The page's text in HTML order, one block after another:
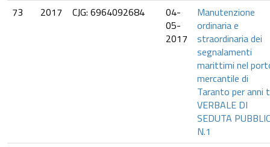
73 2017 CJG: 6964092684
04-
05-
2017
Manutenzione
ordinaria e
straordinaria dei
segnalamenti
marittimi nel
mercantile di
Taranto per anni
VERBALE DI
SEDUTA
N.1